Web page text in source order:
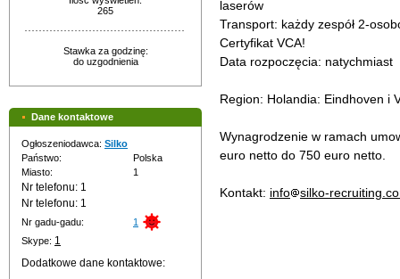
laserów
Transport: każdy zespół 2-
Certyfikat VCA!
Data rozpoczęcia: natychmiast
Region: Holandia: Eindhoven i
Wynagrodzenie w ramach
euro netto do 750 euro netto.
Kontakt: info silko-
265
Stawka za godzinę:
do uzgodnienia
Dane kontaktowe
Ogłoszeniodawca: Silko
Państwo:
Polska
Miasto:
1
Nr telefonu: 1
Nr telefonu: 1
Nr gadu-gadu:
1
Skype: 1
Dodatkowe dane kontaktowe: